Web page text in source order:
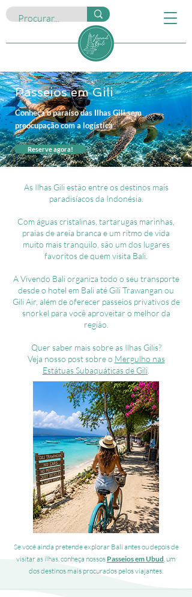
Passeios em Gili
Conheça o paraíso das Ilhas Gili sem
preocupação com a logística
Reserve agora!
As Ilhas Gili estão entre os destinos mais
paradisíacos da Indonésia.
Com águas cristalinas, tartarugas marinhas,
praias de areia branca e um ritmo de vida
muito mais tranquilo, são um dos lugares
favoritos de quem visita Bali.
A Vivendo Bali organiza todo o seu transporte
desde o hotel em Bali até Gili Trawangan ou
Gili Air, além de oferecer passeios privativos de
snorkel para você aproveitar o melhor da
região.
Quer saber mais sobre as Ilhas Gilis?
Veja nosso post sobre o Mergulho nas
Estátuas Subaquáticas de Gili
Se você ainda pretende explorar Bali antes ou depois de
visitar as ilhas, conheça nossos Passeios em Ubud, um
dos destinos mais procurados pelos viajantes.